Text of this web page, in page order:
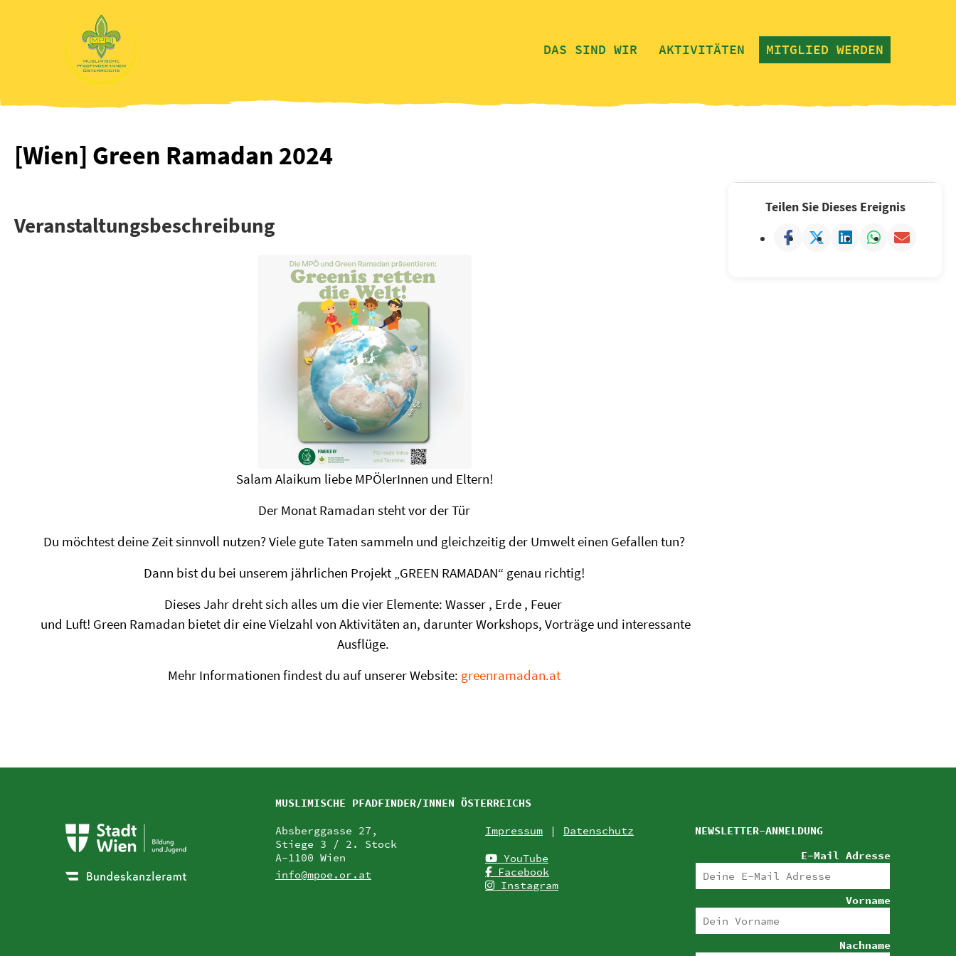
DAS SIND WIR AKTIVITÄTEN MITGLIED WERDEN
[Wien] Green Ramadan 2024
Veranstaltungsbeschreibung
Salam Alaikum liebe MPÖlerInnen und Eltern!
Der Monat Ramadan steht vor der Tür
Du möchtest deine Zeit sinnvoll nutzen? Viele gute Taten sammeln und gleichzeitig der Umwelt einen Gefallen tun?
Dann bist du bei unserem jährlichen Projekt „GREEN RAMADAN“ genau richtig!
Dieses Jahr dreht sich alles um die vier Elemente: Wasser , Erde , Feuer
und Luft! Green Ramadan bietet dir eine Vielzahl von Aktivitäten an, darunter Workshops, Vorträge und interessante
Ausflüge.
Mehr Informationen findest du auf unserer Website: greenramadan.at
Teilen Sie Dieses Ereignis
MUSLIMISCHE PFADFINDER/INNEN ÖSTERREICHS
Absberggasse 27,
Stiege 3 / 2. Stock
A-1100 Wien
info@mpoe.or.at
Impressum Datenschutz
YouTube
Facebook
Instagram
NEWSLETTER-ANMELDUNG
E-Mail Adresse
Vorname
Nachname